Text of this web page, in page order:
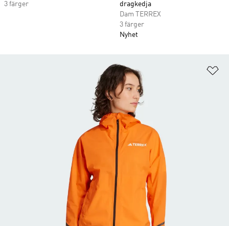
3 färger
dragkedja
Dam TERREX
3 färger
Nyhet